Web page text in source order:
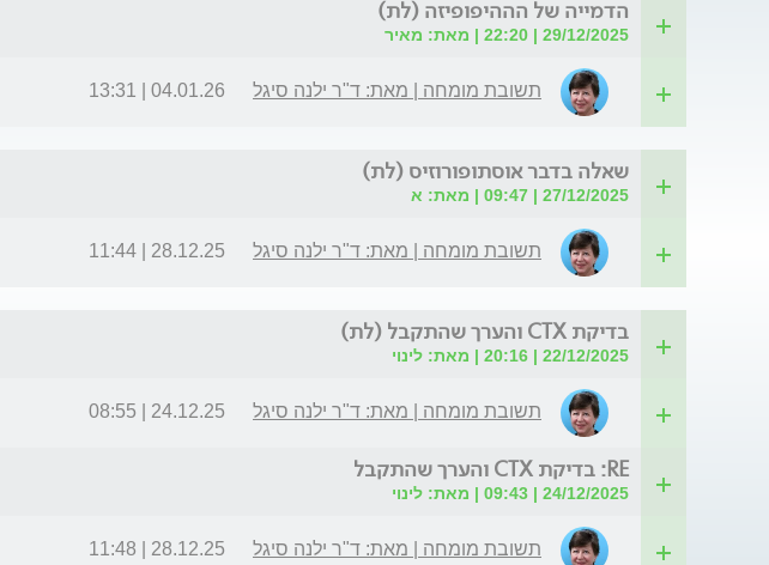
הדמייה של הההיפופיזה (לת)
29/12/2025 | 22:20 | מאת: מאיר
תשובת מומחה | מאת: ד"ר ילנה סיגל 04.01.26 | 13:31
שאלה בדבר אוסתופורוזיס (לת)
27/12/2025 | 09:47 | מאת: א
תשובת מומחה | מאת: ד"ר ילנה סיגל 28.12.25 | 11:44
בדיקת CTX והערך שהתקבל (לת)
22/12/2025 | 20:16 | מאת: לינוי
תשובת מומחה | מאת: ד"ר ילנה סיגל 24.12.25 | 08:55
RE: בדיקת CTX והערך שהתקבל
24/12/2025 | 09:43 | מאת: לינוי
תשובת מומחה | מאת: ד"ר ילנה סיגל 28.12.25 | 11:48